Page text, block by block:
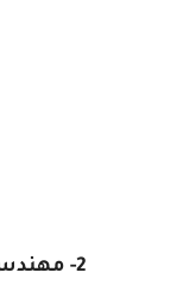
2- مهندس الكترونيات ثالث ج (تعيين)